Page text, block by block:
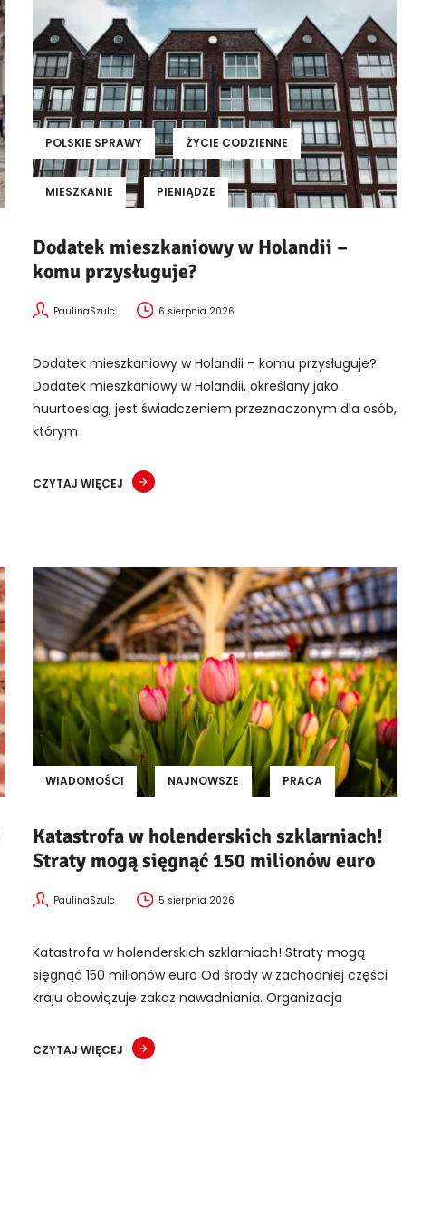
POLSKIE SPRAWY ŻYCIE CODZIENNE
MIESZKANIE PIENIĄDZE
Dodatek mieszkaniowy w Holandii –
komu przysługuje?
PaulinaSzulc 6 sierpnia 2026
Dodatek mieszkaniowy w Holandii – komu przysługuje?
Dodatek mieszkaniowy w Holandii, określany jako
huurtoeslag, jest świadczeniem przeznaczonym dla osób,
którym
CZYTAJ WIĘCEJ
WIADOMOŚCI NAJNOWSZE PRACA
Katastrofa w holenderskich szklarniach!
Straty mogą sięgnąć 150 milionów euro
PaulinaSzulc 5 sierpnia 2026
Katastrofa w holenderskich szklarniach! Straty mogą
sięgnąć 150 milionów euro Od środy w zachodniej części
kraju obowiązuje zakaz nawadniania. Organizacja
CZYTAJ WIĘCEJ